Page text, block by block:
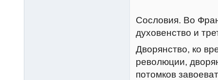
Сословия. Во
духовенство и
Дворянство, ко
революции,
потомков